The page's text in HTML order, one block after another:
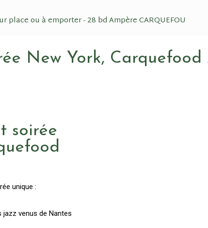
place ou à emporter - 28 bd Ampère CARQUEFOU
New York,
soirée
unique :
jazz venus de Nantes